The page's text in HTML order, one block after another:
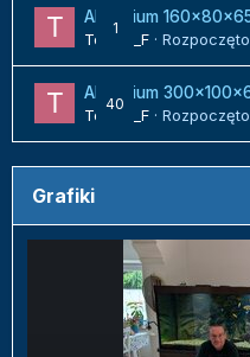
1
Akwarium
Tomek_F · Rozpoczęto
40
Akwarium
Tomek_F · Rozpoczęto
Grafiki